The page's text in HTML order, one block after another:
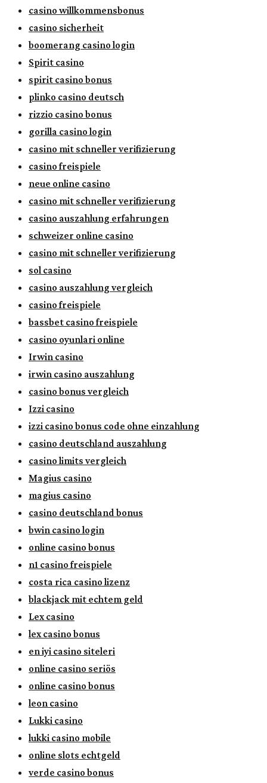
casino willkommensbonus
casino sicherheit
boomerang casino login
Spirit casino
spirit casino bonus
plinko casino deutsch
rizzio casino bonus
gorilla casino login
casino mit schneller verifizierung
casino freispiele
neue online casino
casino mit schneller verifizierung
casino auszahlung erfahrungen
schweizer online casino
casino mit schneller verifizierung
sol casino
casino auszahlung vergleich
casino freispiele
bassbet casino freispiele
casino oyunlari online
Irwin casino
irwin casino auszahlung
casino bonus vergleich
Izzi casino
izzi casino bonus code ohne einzahlung
casino deutschland auszahlung
casino limits vergleich
Magius casino
magius casino
casino deutschland bonus
bwin casino login
online casino bonus
n1 casino freispiele
costa rica casino lizenz
blackjack mit echtem geld
Lex casino
lex casino bonus
en iyi casino siteleri
online casino seriös
online casino bonus
leon casino
Lukki casino
lukki casino mobile
online slots echtgeld
verde casino bonus